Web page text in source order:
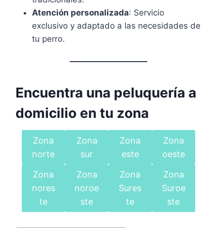
Atención personalizada: Servicio
exclusivo y adaptado a las necesidades de
tu perro.
Encuentra una peluquería a
domicilio en tu zona
Zona
norte
Zona
sur
Zona
este
Zona
oeste
Zona
nores
te
Zona
noroe
ste
Zona
Sures
te
Zona
Suroe
ste